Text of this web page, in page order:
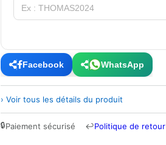
Facebook WhatsApp
› Voir tous les détails du produit
🔒Paiement sécurisé ↩Politique de retour